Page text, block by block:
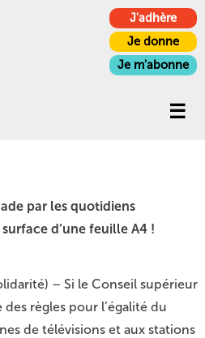
J'adhère
Je donne
Je m'abonne
par les quotidiens
d’une feuille A4 !
– Si le Conseil supérieur
des règles pour l’égalité du
de télévisions et aux stations